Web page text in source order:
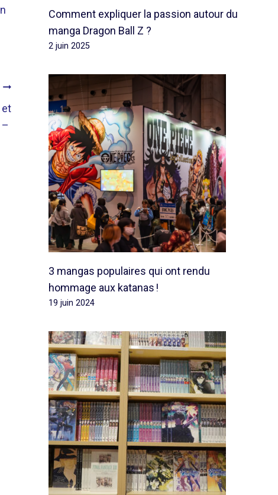
et
Comment expliquer la passion autour du
manga Dragon Ball Z ?
2 juin 2025
3 mangas populaires qui ont rendu
hommage aux katanas !
19 juin 2024